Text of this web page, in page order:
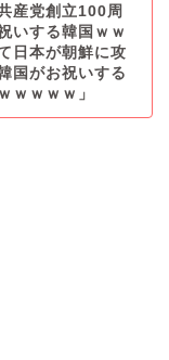
産党創立100周
いする韓国ｗｗ
日本が朝鮮に攻
国がお祝いする
ｗｗｗｗ」